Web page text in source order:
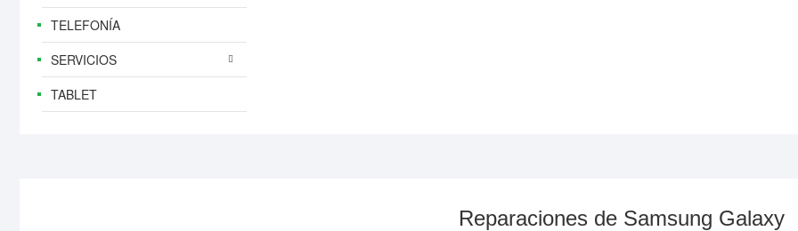
TELEFONÍA
SERVICIOS
TABLET
Reparaciones de Samsung Galaxy